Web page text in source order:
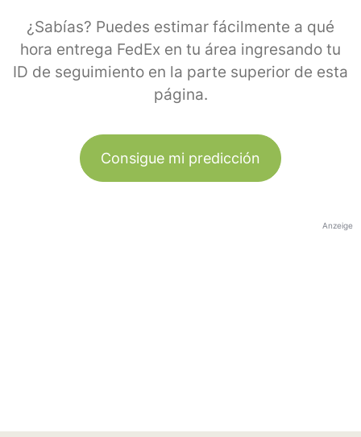
¿Sabías? Puedes estimar fácilmente a qué
hora entrega FedEx en tu área ingresando tu
ID de seguimiento en la parte superior de esta
página.
Consigue mi predicción
Anzeige